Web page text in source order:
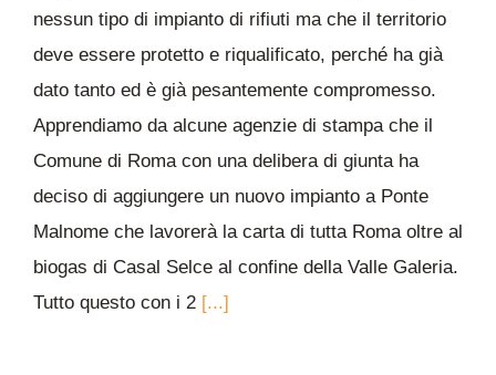
nessun tipo di impianto di rifiuti ma che il territorio
deve essere protetto e riqualificato, perché ha già
dato tanto ed è già pesantemente compromesso.
Apprendiamo da alcune agenzie di stampa che il
Comune di Roma con una delibera di giunta ha
deciso di aggiungere un nuovo impianto a Ponte
Malnome che lavorerà la carta di tutta Roma oltre al
biogas di Casal Selce al confine della Valle Galeria.
Tutto questo con i 2 [...]